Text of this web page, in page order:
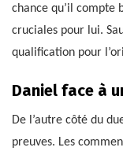
chance qu’il compte
cruciales pour lui.
qualification pour
Daniel face à
De l’autre côté du
preuves. Les